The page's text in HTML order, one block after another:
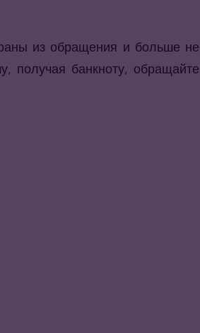
из обращения и больше не
получая банкноту, обращайте